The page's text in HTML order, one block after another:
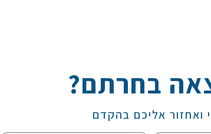
בחרתם?
ואחזור אליכם בהקדם